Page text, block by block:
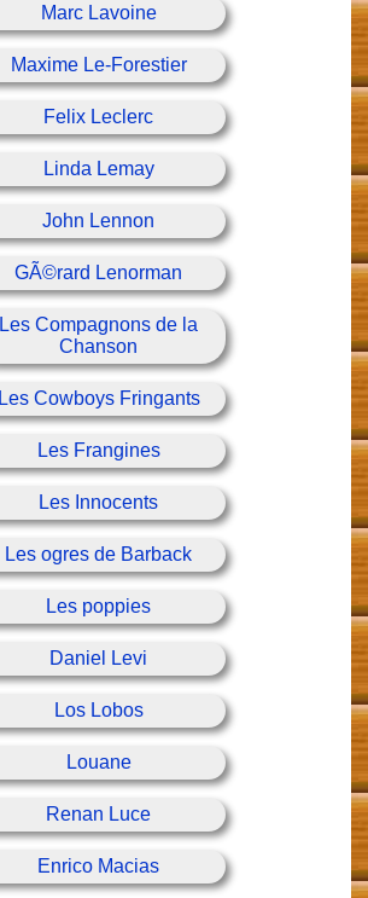
Marc Lavoine
Maxime Le-Forestier
Felix Leclerc
Linda Lemay
John Lennon
GÃ©rard Lenorman
Les Compagnons de la
Chanson
Les Cowboys Fringants
Les Frangines
Les Innocents
Les ogres de Barback
Les poppies
Daniel Levi
Los Lobos
Louane
Renan Luce
Enrico Macias